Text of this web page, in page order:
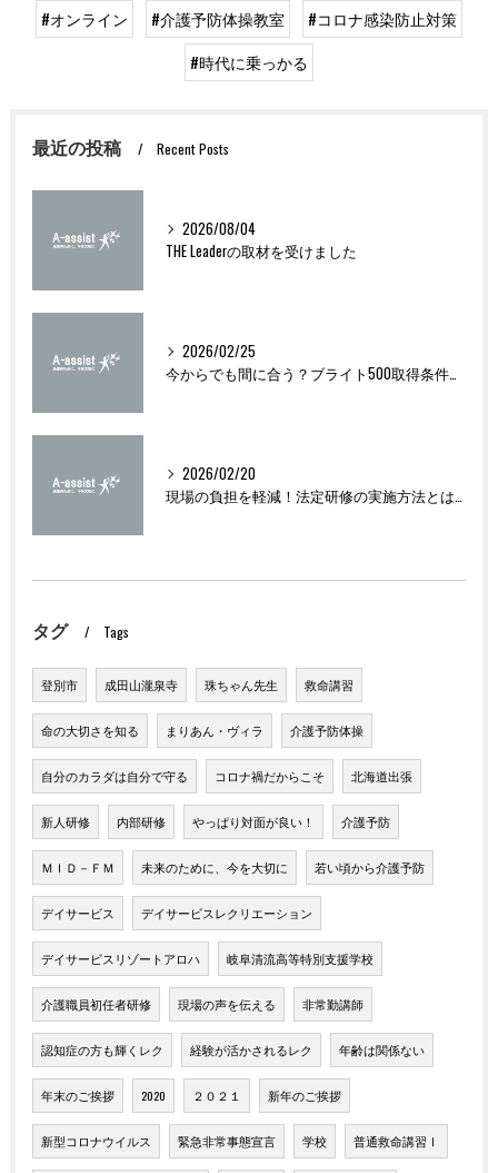
#オンライン #介護予防体操教室
#コロナ感染防止対策
#時代に乗っかる
最近の投稿 Recent Posts
2026/08/04
THE Leaderの取材を受けました
2026/02/25
今からでも間に合う？ブライト500取得条件をわかりやすく解説
2026/02/20
現場の負担を軽減！法定研修の実施方法とは？
タグ Tags
登別市 成田山瀧泉寺 珠ちゃん先生 救命講習
命の大切さを知る まりあん・ヴィラ 介護予防体操
自分のカラダは自分で守る コロナ禍だからこそ 北海道出張
新人研修 内部研修 やっぱり対面が良い！ 介護予防
ＭＩＤ－ＦＭ 未来のために、今を大切に 若い頃から介護予防
デイサービス デイサービスレクリエーション
デイサービスリゾートアロハ 岐阜清流高等特別支援学校
介護職員初任者研修 現場の声を伝える 非常勤講師
認知症の方も輝くレク 経験が活かされるレク 年齢は関係ない
年末のご挨拶 2020 ２０２１ 新年のご挨拶
新型コロナウイルス 緊急非常事態宣言 学校 普通救命講習Ⅰ